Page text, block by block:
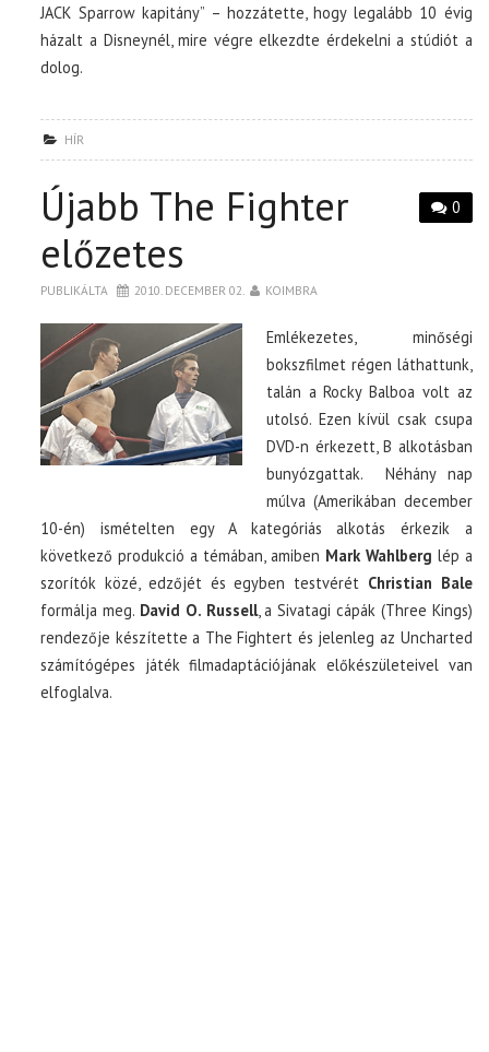
JACK Sparrow kapitány” – hozzátette, hogy legalább 10 évig
házalt a Disneynél, mire végre elkezdte érdekelni a stúdiót a
dolog.
HÍR
0
Újabb The Fighter
előzetes
PUBLIKÁLTA 2010. DECEMBER 02. KOIMBRA
Emlékezetes, minőségi
bokszfilmet régen láthattunk,
talán a Rocky Balboa volt az
utolsó. Ezen kívül csak csupa
DVD-n érkezett, B alkotásban
bunyózgattak. Néhány nap
múlva (Amerikában december
10-én) ismételten egy A kategóriás alkotás érkezik a
következő produkció a témában, amiben Mark Wahlberg lép a
szorítók közé, edzőjét és egyben testvérét Christian Bale
formálja meg. David O. Russell, a Sivatagi cápák (Three Kings)
rendezője készítette a The Fightert és jelenleg az Uncharted
számítógépes játék filmadaptációjának előkészületeivel van
elfoglalva.